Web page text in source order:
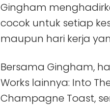
Gingham
cocok untuk setiap
maupun hari kerja
Bersama Gingham,
Works lainnya: Into
Champagne Toast,